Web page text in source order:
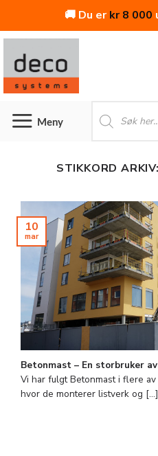
🚚 Du erkr8 000
Skip
content
search
STIKKORD ARKIV:
Betonmast – En storbruker
Vi har fulgt Betonmast i flere
hvor de monterer listverk og [...]
10
mar